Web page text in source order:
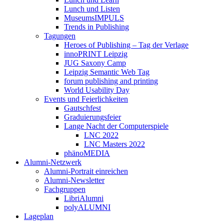
Lunch und Listen
MuseumsIMPULS
Trends in Publishing
Tagungen
Heroes of Publishing – Tag der Verlage
innoPRINT Leipzig
JUG Saxony Camp
Leipzig Semantic Web Tag
forum publishing and printing
World Usability Day
Events und Feierlichkeiten
Gautschfest
Graduierungsfeier
Lange Nacht der Computerspiele
LNC 2022
LNC Masters 2022
phänoMEDIA
Alumni-Netzwerk
Alumni-Portrait einreichen
Alumni-Newsletter
Fachgruppen
LibriAlumni
polyALUMNI
Lageplan